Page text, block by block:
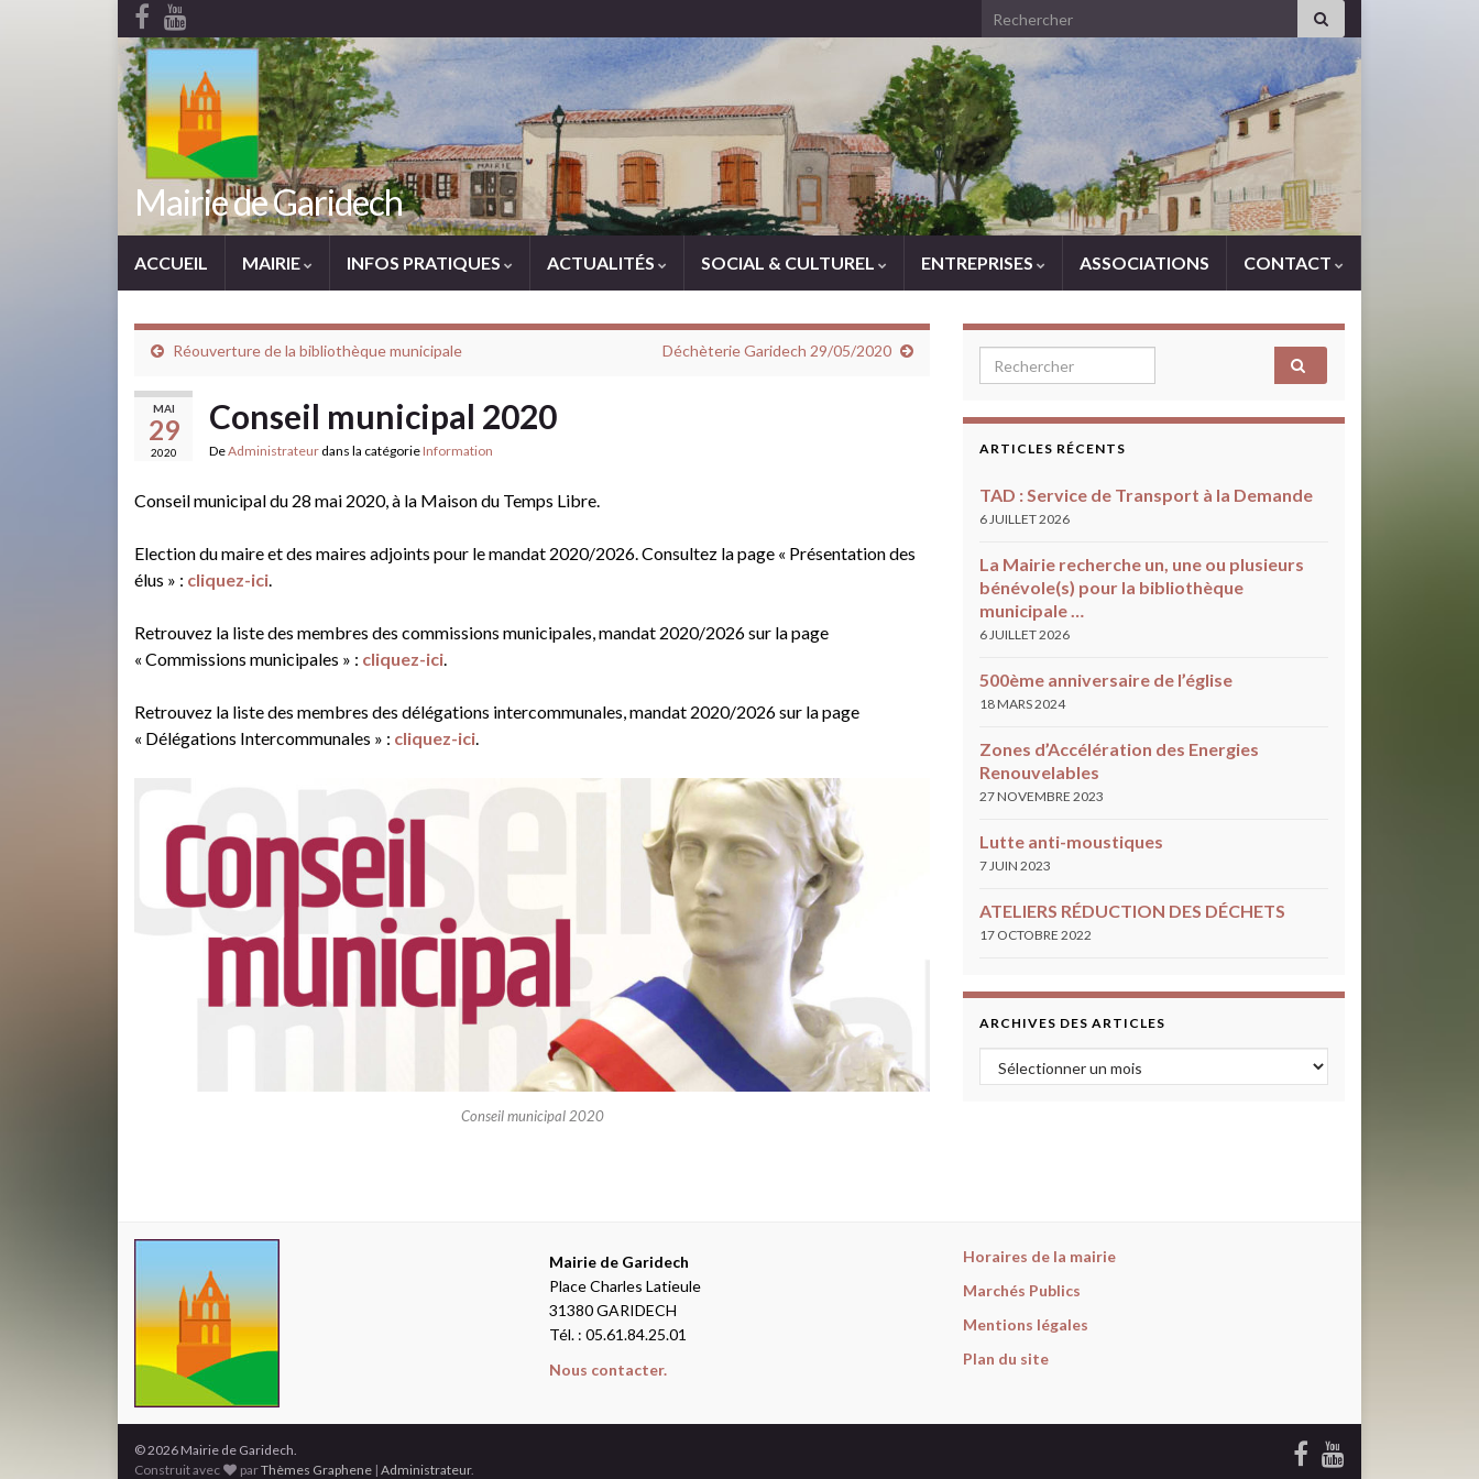
Search for:
Mairie de Garidech
ACCUEIL MAIRIE INFOS PRATIQUES ACTUALITÉS SOCIAL & CULTUREL ENTREPRISES ASSOCIATIONS CONTACT
Réouverture de la bibliothèque municipale Déchèterie Garidech 29/05/2020
MAI
29
2020
Conseil municipal 2020
DeAdministrateur dans la catégorie Information
Conseil municipal du 28 mai 2020, à la Maison du Temps Libre.
Election du maire et des maires adjoints pour le mandat 2020/2026. Consultez la page « Présentation des
élus » : cliquez-ici.
Retrouvez la liste des membres des commissions municipales, mandat 2020/2026 sur la page
« Commissions municipales » : cliquez-ici.
Retrouvez la liste des membres des délégations intercommunales, mandat 2020/2026 sur la page
« Délégations Intercommunales » : cliquez-ici.
Conseil municipal 2020
Search for:
ARTICLES RÉCENTS
TAD : Service de Transport à la Demande
6 JUILLET 2026
La Mairie recherche un, une ou plusieurs
bénévole(s) pour la bibliothèque
municipale …
6 JUILLET 2026
500ème anniversaire de l’église
18 MARS 2024
Zones d’Accélération des Energies
Renouvelables
27 NOVEMBRE 2023
Lutte anti-moustiques
7 JUIN 2023
ATELIERS RÉDUCTION DES DÉCHETS
17 OCTOBRE 2022
ARCHIVES DES ARTICLES
Archives des articles
Mairie de Garidech
Place Charles Latieule
31380 GARIDECH
Tél. : 05.61.84.25.01
Nous contacter.
Horaires de la mairie
Marchés Publics
Mentions légales
Plan du site
© 2026 Mairie de Garidech.
Construit avec
parThèmes Graphene |Administrateur.